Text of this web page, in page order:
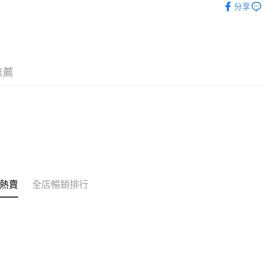
至分享
薦
賣 全店暢銷排行